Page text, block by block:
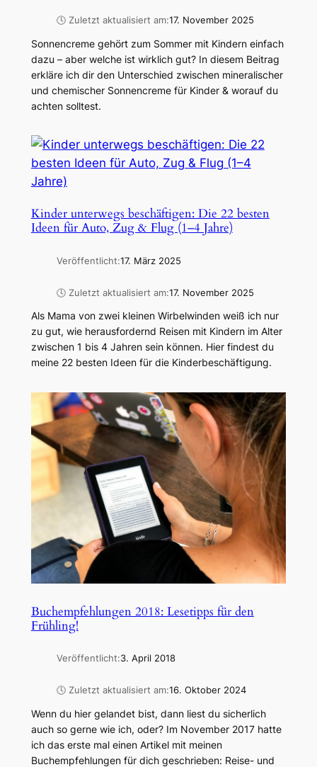
🕓 Zuletzt aktualisiert am:17. November 2025
Sonnencreme gehört zum Sommer mit Kindern einfach
dazu – aber welche ist wirklich gut? In diesem Beitrag
erkläre ich dir den Unterschied zwischen mineralischer
und chemischer Sonnencreme für Kinder & worauf du
achten solltest.
Kinder unterwegs beschäftigen: Die 22 besten
Ideen für Auto, Zug & Flug (1–4 Jahre)
Veröffentlicht:17. März 2025
🕓 Zuletzt aktualisiert am:17. November 2025
Als Mama von zwei kleinen Wirbelwinden weiß ich nur
zu gut, wie herausfordernd Reisen mit Kindern im Alter
zwischen 1 bis 4 Jahren sein können. Hier findest du
meine 22 besten Ideen für die Kinderbeschäftigung.
Buchempfehlungen 2018: Lesetipps für den
Frühling!
Veröffentlicht:3. April 2018
🕓 Zuletzt aktualisiert am:16. Oktober 2024
Wenn du hier gelandet bist, dann liest du sicherlich
auch so gerne wie ich, oder? Im November 2017 hatte
ich das erste mal einen Artikel mit meinen
Buchempfehlungen für dich geschrieben: Reise- und